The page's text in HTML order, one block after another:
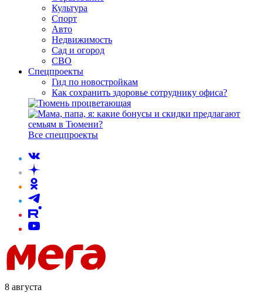
Культура
Спорт
Авто
Недвижимость
Сад и огород
СВО
Спецпроекты
Гид по новостройкам
Как сохранить здоровье сотруднику офиса?
Все спецпроекты
8 августа